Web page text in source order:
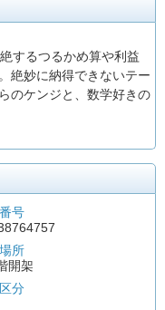
するつるかめ算や利益
絶妙に納得できないテー
のケンジと、数学好きの
号
所
開架
分